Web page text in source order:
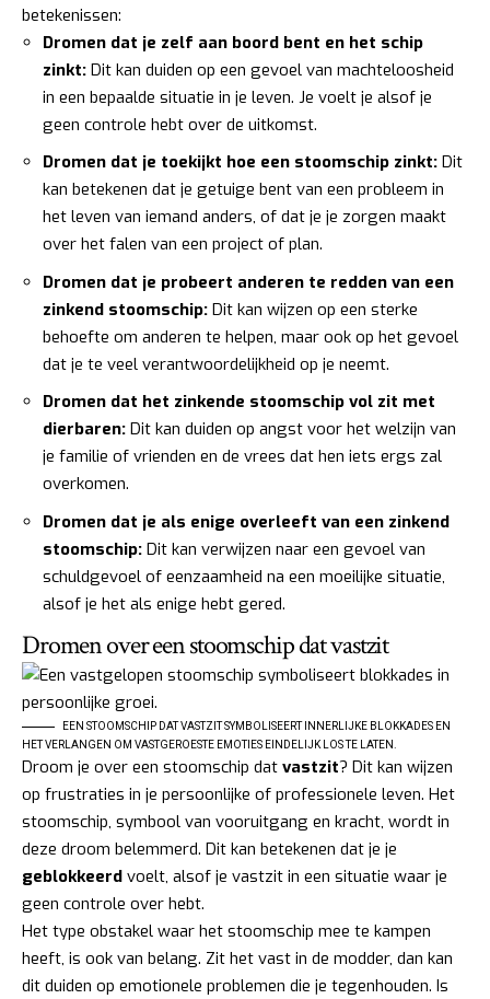
betekenissen:
Dromen dat je zelf aan boord bent en het schip
zinkt: Dit kan duiden op een gevoel van machteloosheid
in een bepaalde situatie in je leven. Je voelt je alsof je
geen controle hebt over de uitkomst.
Dromen dat je toekijkt hoe een stoomschip zinkt: Dit
kan betekenen dat je getuige bent van een probleem in
het leven van iemand anders, of dat je je zorgen maakt
over het falen van een project of plan.
Dromen dat je probeert anderen te redden van een
zinkend stoomschip: Dit kan wijzen op een sterke
behoefte om anderen te helpen, maar ook op het gevoel
dat je te veel verantwoordelijkheid op je neemt.
Dromen dat het zinkende stoomschip vol zit met
dierbaren: Dit kan duiden op angst voor het welzijn van
je familie of vrienden en de vrees dat hen iets ergs zal
overkomen.
Dromen dat je als enige overleeft van een zinkend
stoomschip: Dit kan verwijzen naar een gevoel van
schuldgevoel of eenzaamheid na een moeilijke situatie,
alsof je het als enige hebt gered.
Dromen over een stoomschip dat vastzit
EEN STOOMSCHIP DAT VASTZIT SYMBOLISEERT INNERLIJKE BLOKKADES EN
HET VERLANGEN OM VASTGEROESTE EMOTIES EINDELIJK LOS TE LATEN.
Droom je over een stoomschip dat vastzit? Dit kan wijzen
op frustraties in je persoonlijke of professionele leven. Het
stoomschip, symbool van vooruitgang en kracht, wordt in
deze droom belemmerd. Dit kan betekenen dat je je
geblokkeerd voelt, alsof je vastzit in een situatie waar je
geen controle over hebt.
Het type obstakel waar het stoomschip mee te kampen
heeft, is ook van belang. Zit het vast in de modder, dan kan
dit duiden op emotionele problemen die je tegenhouden. Is